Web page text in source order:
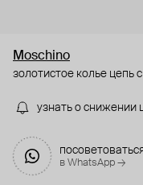
Moschino
золотистое колье цепь
узнать о снижении
в WhatsApp →